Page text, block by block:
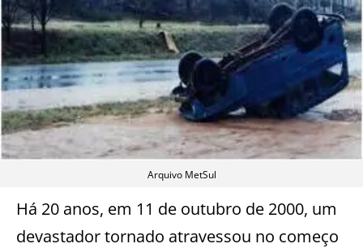
Arquivo MetSul
Há 20 anos, em 11 de outubro de 2000, um
devastador tornado atravessou no começo